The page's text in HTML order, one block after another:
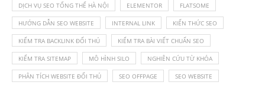
DỊCH VỤ SEO TỔNG THỂ HÀ NỘI ELEMENTOR FLATSOME
HƯỚNG DẪN SEO WEBSITE INTERNAL LINK KIẾN THỨC SEO
KIỂM TRA BACKLINK ĐỐI THỦ KIỂM TRA BÀI VIẾT CHUẨN SEO
KIỂM TRA SITEMAP MÔ HÌNH SILO NGHIÊN CỨU TỪ KHÓA
PHÂN TÍCH WEBSITE ĐỐI THỦ SEO OFFPAGE SEO WEBSITE